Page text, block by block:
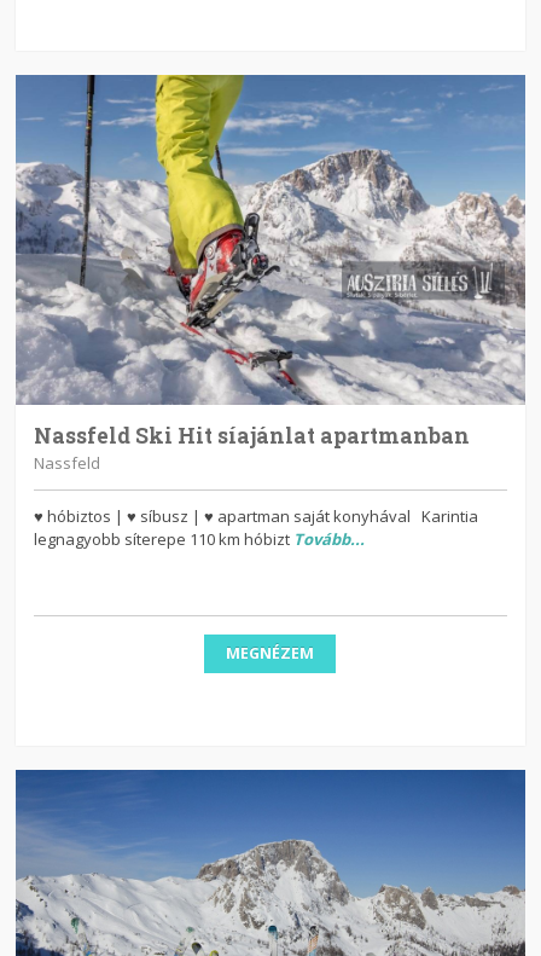
Nassfeld Ski Hit síajánlat apartmanban
Nassfeld
♥ hóbiztos | ♥ síbusz | ♥ apartman saját konyhával Karintia
legnagyobb síterepe 110 km hóbizt Tovább...
MEGNÉZEM